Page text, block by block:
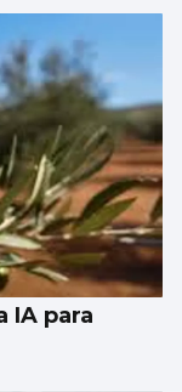
IA para